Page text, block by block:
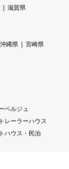
滋賀県
沖縄県
宮崎県
ベルジュ
レーラーハウス
ハウス・民泊